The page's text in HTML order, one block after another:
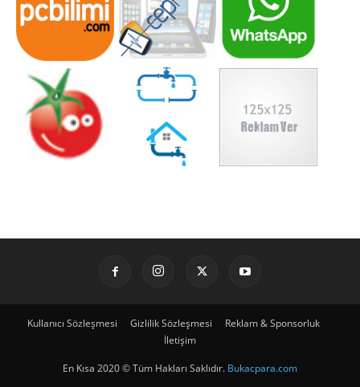
Kullanıcı Sözleşmesi Gizlilik Sözleşmesi
Reklam & Sponsorluk
İletişim
En Kısa 2020 © Tüm Hakları Saklıdır. Bukacpara.com